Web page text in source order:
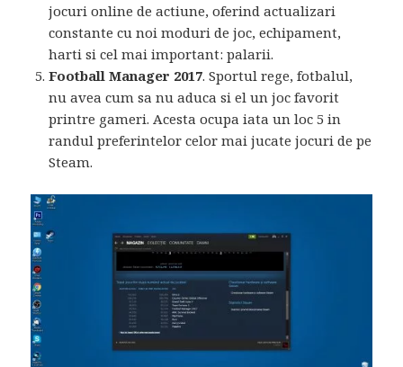
jocuri online de actiune, oferind actualizari
constante cu noi moduri de joc, echipament,
harti si cel mai important: palarii.
Football Manager 2017. Sportul rege, fotbalul,
nu avea cum sa nu aduca si el un joc favorit
printre gameri. Acesta ocupa iata un loc 5 in
randul preferintelor celor mai jucate jocuri de pe
Steam.